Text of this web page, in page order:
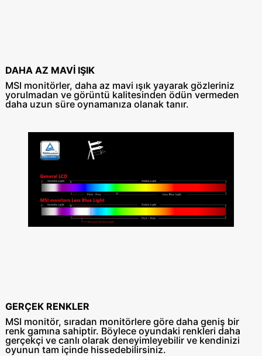
DAHA AZ MAVİ IŞIK
MSI monitörler, daha az mavi ışık yayarak gözleriniz
yorulmadan ve görüntü kalitesinden ödün vermeden
daha uzun süre oynamanıza olanak tanır.
GERÇEK RENKLER
MSI monitör, sıradan monitörlere göre daha geniş bir
renk gamına sahiptir. Böylece oyundaki renkleri daha
gerçekçi ve canlı olarak deneyimleyebilir ve kendinizi
oyunun tam içinde hissedebilirsiniz.